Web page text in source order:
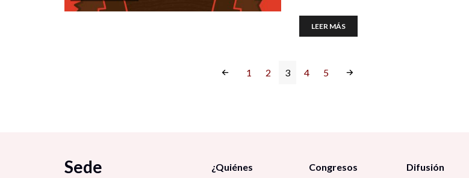
LEER MÁS
1 2 3 4 5
Sede
¿Quiénes
Congresos Difusión